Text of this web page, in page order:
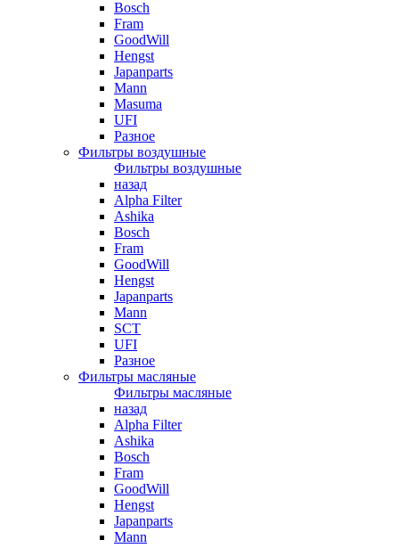
Bosch
Fram
GoodWill
Hengst
Japanparts
Mann
Masuma
UFI
Разное
Фильтры воздушные
Фильтры воздушные
назад
Alpha Filter
Ashika
Bosch
Fram
GoodWill
Hengst
Japanparts
Mann
SCT
UFI
Разное
Фильтры масляные
Фильтры масляные
назад
Alpha Filter
Ashika
Bosch
Fram
GoodWill
Hengst
Japanparts
Mann